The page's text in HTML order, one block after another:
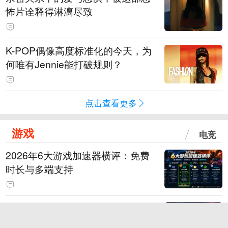
怖片诠释得淋漓尽致
K-POP偶像高度标准化的今天，为
何唯有Jennie能打破规则？
点击查看更多
游戏 电竞
2026年6大游戏加速器横评：免费
时长与多端支持